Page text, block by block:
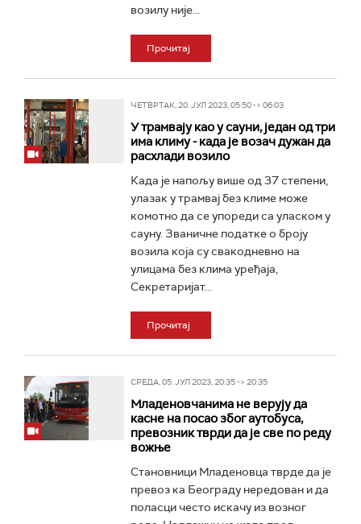
возилу није...
Прочитај
ЧЕТВРТАК, 20. ЈУЛ 2023, 05:50 -> 06:03
У трамвају као у сауни, један од три
има климу - када је возач дужан да
расхлади возило
Када је напољу више од 37 степени,
улазак у трамвај без климе може
комотно да се упореди са уласком у
сауну. Званичне податке о броју
возила која су свакодневно на
улицама без клима уређаја,
Секретаријат...
Прочитај
СРЕДА, 05. ЈУЛ 2023, 20:35 -> 20:35
Младеновчанима не верују да
касне на посао због аутобуса,
превозник тврди да је све по реду
вожње
Становници Младеновца тврде да је
превоз ка Београду нередован и да
поласци често искачу из возног